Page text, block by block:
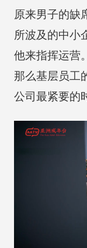
原来男子的缺
所波及的中小
他来指挥运营
那么基层员工
公司最紧要的